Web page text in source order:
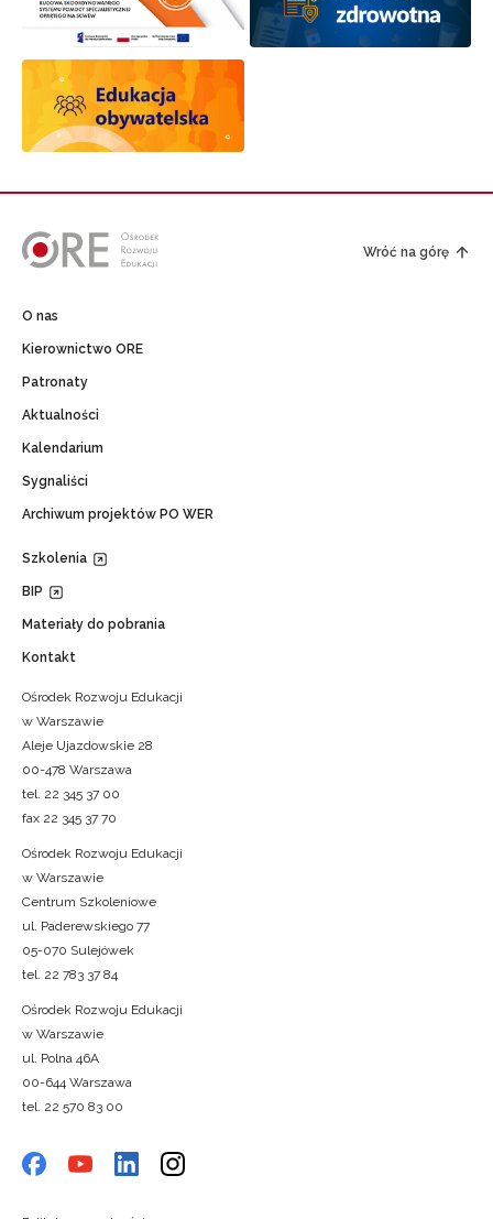
Wróć na górę
O nas
Kierownictwo ORE
Patronaty
Aktualności
Kalendarium
Sygnaliści
Archiwum projektów PO WER
Szkolenia
BIP
Materiały do pobrania
Kontakt
Ośrodek Rozwoju Edukacji
w Warszawie
Aleje Ujazdowskie 28
00-478 Warszawa
tel. 22 345 37 00
fax 22 345 37 70
Ośrodek Rozwoju Edukacji
w Warszawie
Centrum Szkoleniowe
ul. Paderewskiego 77
05-070 Sulejówek
tel. 22 783 37 84
Ośrodek Rozwoju Edukacji
w Warszawie
ul. Polna 46A
00-644 Warszawa
tel. 22 570 83 00